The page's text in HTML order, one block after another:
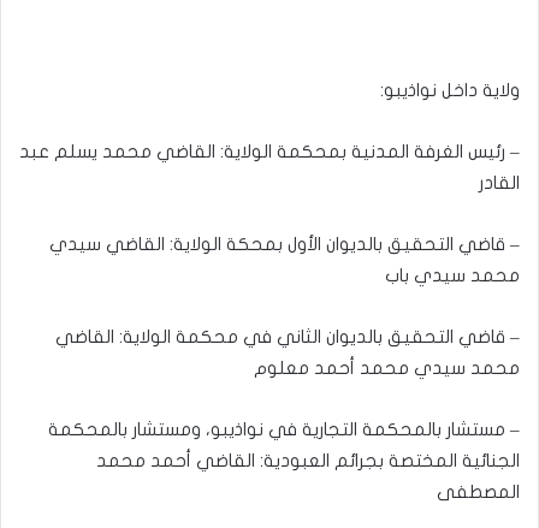
ولاية داخل نواذيبو:
– رئيس الغرفة المدنية بمحكمة الولاية: القاضي محمد يسلم عبد
القادر
– قاضي التحقيق بالديوان الأول بمحكة الولاية: القاضي سيدي
محمد سيدي باب
– قاضي التحقيق بالديوان الثاني في محكمة الولاية: القاضي
محمد سيدي محمد أحمد معلوم
– مستشار بالمحكمة التجارية في نواذيبو، ومستشار بالمحكمة
الجنائية المختصة بجرائم العبودية: القاضي أحمد محمد
المصطفى